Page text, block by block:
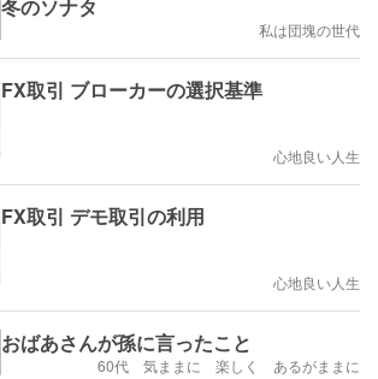
冬のソナタ
私は団塊の世代
FX取引 ブローカーの選択基準
心地良い人生
FX取引 デモ取引の利用
心地良い人生
おばあさんが孫に言ったこと
60代 気ままに 楽しく あるがままに